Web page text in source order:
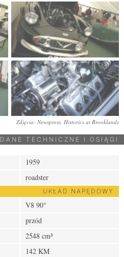
Zdjęcia: Newspress, Historics at Brooklands
DANE TECHNICZNE I OSIĄGI
1959
roadster
UKŁAD NAPĘDOWY
V8 90°
przód
2548 cm³
142 KM